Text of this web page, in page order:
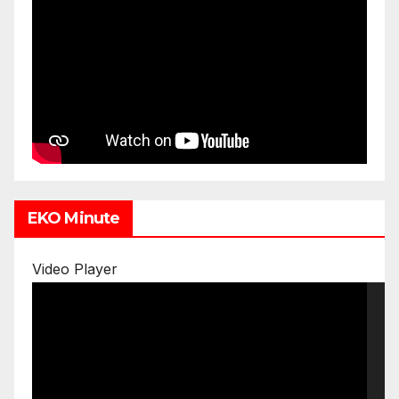
EKO Minute
Video Player